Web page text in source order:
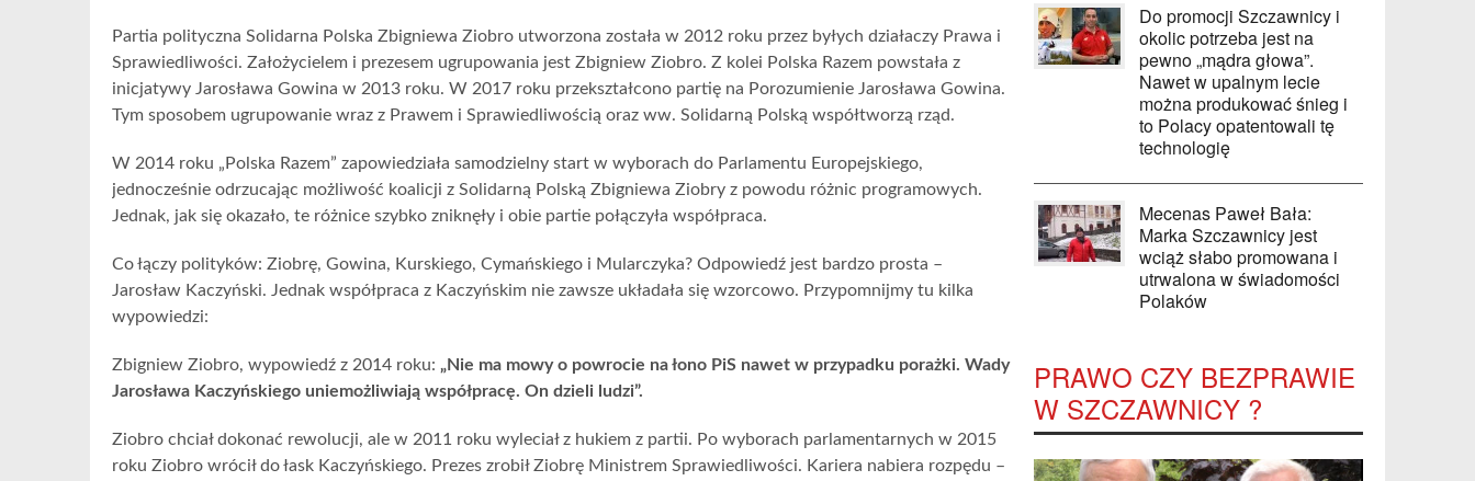
Partia polityczna Solidarna Polska Zbigniewa Ziobro utworzona została w 2012 roku przez byłych działaczy Prawa i
Sprawiedliwości. Założycielem i prezesem ugrupowania jest Zbigniew Ziobro. Z kolei Polska Razem powstała z
inicjatywy Jarosława Gowina w 2013 roku. W 2017 roku przekształcono partię na Porozumienie Jarosława Gowina.
Tym sposobem ugrupowanie wraz z Prawem i Sprawiedliwością oraz ww. Solidarną Polską współtworzą rząd.
W 2014 roku „Polska Razem” zapowiedziała samodzielny start w wyborach do Parlamentu Europejskiego,
jednocześnie odrzucając możliwość koalicji z Solidarną Polską Zbigniewa Ziobry z powodu różnic programowych.
Jednak, jak się okazało, te różnice szybko zniknęły i obie partie połączyła współpraca.
Co łączy polityków: Ziobrę, Gowina, Kurskiego, Cymańskiego i Mularczyka? Odpowiedź jest bardzo prosta –
Jarosław Kaczyński. Jednak współpraca z Kaczyńskim nie zawsze układała się wzorcowo. Przypomnijmy tu kilka
wypowiedzi:
Zbigniew Ziobro, wypowiedź z 2014 roku: „Nie ma mowy o powrocie na łono PiS nawet w przypadku porażki. Wady
Jarosława Kaczyńskiego uniemożliwiają współpracę. On dzieli ludzi”.
Ziobro chciał dokonać rewolucji, ale w 2011 roku wyleciał z hukiem z partii. Po wyborach parlamentarnych w 2015
roku Ziobro wrócił do łask Kaczyńskiego. Prezes zrobił Ziobrę Ministrem Sprawiedliwości. Kariera nabiera rozpędu –
Do promocji Szczawnicy i
okolic potrzeba jest na
pewno „mądra głowa”.
Nawet w upalnym lecie
można produkować śnieg i
to Polacy opatentowali tę
technologię
Mecenas Paweł Bała:
Marka Szczawnicy jest
wciąż słabo promowana i
utrwalona w świadomości
Polaków
PRAWO CZY BEZPRAWIE
W SZCZAWNICY ?